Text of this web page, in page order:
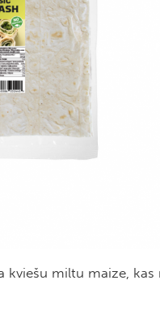
kviešu miltu maize,